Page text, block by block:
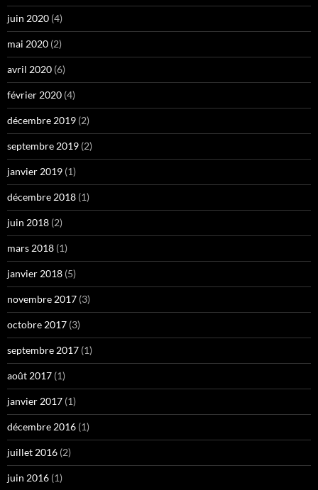
juin 2020 (4)
mai 2020 (2)
avril 2020 (6)
février 2020 (4)
décembre 2019 (2)
septembre 2019 (2)
janvier 2019 (1)
décembre 2018 (1)
juin 2018 (2)
mars 2018 (1)
janvier 2018 (5)
novembre 2017 (3)
octobre 2017 (3)
septembre 2017 (1)
août 2017 (1)
janvier 2017 (1)
décembre 2016 (1)
juillet 2016 (2)
juin 2016 (1)